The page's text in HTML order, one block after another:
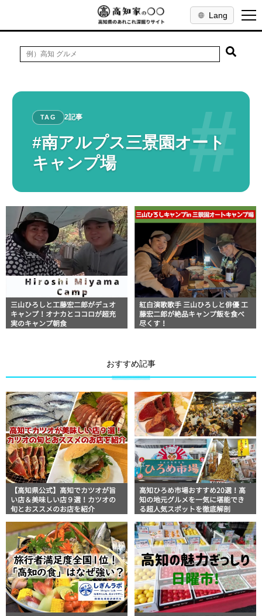
Lang
#
TAG 2記事
#南アルプス三景園オート
キャンプ場
三山ひろしと工藤宏二郎がデュオ
キャンプ！オナカとココロが超充
実のキャンプ朝食
紅白演歌歌手 三山ひろしと俳優 工
藤宏二郎が絶品キャンプ飯を食べ
尽くす！
おすすめ記事
【高知県公式】高知でカツオが旨
い店＆美味しい店９選！カツオの
旬とおススメのお店を紹介
高知ひろめ市場おすすめ20選！高
知の地元グルメを一気に堪能でき
る超人気スポットを徹底解剖